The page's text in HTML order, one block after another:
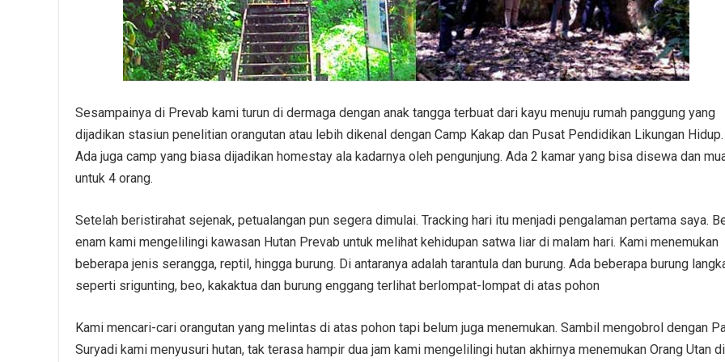
Sesampainya di Prevab kami turun di dermaga dengan anak tangga terbuat dari kayu menuju rumah panggung yang
dijadikan stasiun penelitian orangutan atau lebih dikenal dengan Camp Kakap dan Pusat Pendidikan Likungan Hidup.
Ada juga camp yang biasa dijadikan homestay ala kadarnya oleh pengunjung. Ada 2 kamar yang bisa disewa dan
untuk 4 orang.
Setelah beristirahat sejenak, petualangan pun segera dimulai. Tracking hari itu menjadi pengalaman pertama saya.
enam kami mengelilingi kawasan Hutan Prevab untuk melihat kehidupan satwa liar di malam hari. Kami menemukan
beberapa jenis serangga, reptil, hingga burung. Di antaranya adalah tarantula dan burung. Ada beberapa burung
seperti srigunting, beo, kakaktua dan burung enggang terlihat berlompat-lompat di atas pohon
Kami mencari-cari orangutan yang melintas di atas pohon tapi belum juga menemukan. Sambil mengobrol dengan
Suryadi kami menyusuri hutan, tak terasa hampir dua jam kami mengelilingi hutan akhirnya menemukan Orang Utan di